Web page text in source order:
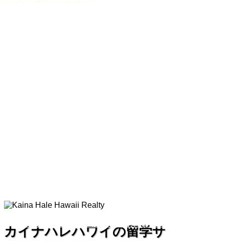
カイナハレハワイの留学サ
家賃不払いに対する新しい法律ACT278について